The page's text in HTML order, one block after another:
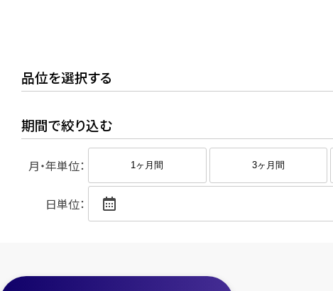
品位を選択する
期間で絞り込む
月・年単位： 1ヶ月間 3ヶ月間
日単位：